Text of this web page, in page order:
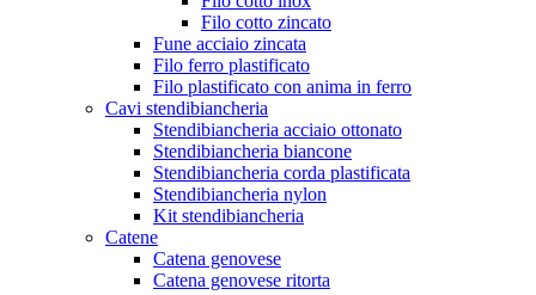
Filo cotto zincato
Fune acciaio zincata
Filo ferro plastificato
Filo plastificato con anima in ferro
Cavi stendibiancheria
Stendibiancheria acciaio ottonato
Stendibiancheria biancone
Stendibiancheria corda plastificata
Stendibiancheria nylon
Kit stendibiancheria
Catene
Catena genovese
Catena genovese ritorta